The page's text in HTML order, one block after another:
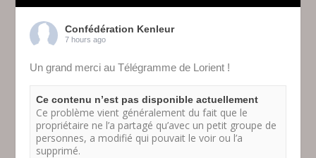
Confédération Kenleur
7 hours ago
Un grand merci au Télégramme de Lorient !
Ce contenu n’est pas disponible actuellement
Ce problème vient généralement du fait que le
propriétaire ne l’a partagé qu’avec un petit groupe de
personnes, a modifié qui pouvait le voir ou l’a
supprimé.